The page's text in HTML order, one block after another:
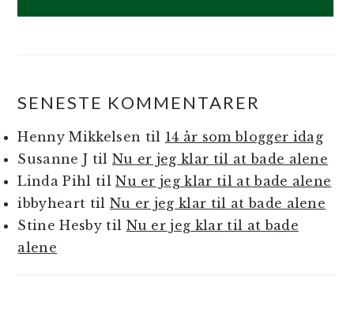
SENESTE KOMMENTARER
Henny Mikkelsen til 14 år som blogger idag
Susanne J til Nu er jeg klar til at bade alene
Linda Pihl tilNu er jeg klar til at bade alene
ibbyheart til Nu er jeg klar til at bade alene
Stine Hesbytil Nu er jeg klar til at bade
alene